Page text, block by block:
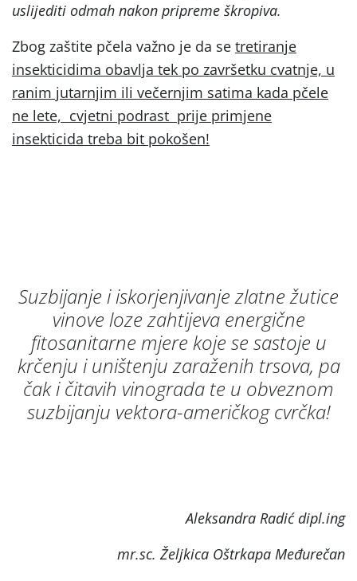
uslijediti odmah nakon pripreme škropiva.
Zbog zaštite pčela važno je da se tretiranje
insekticidima obavlja tek po završetku cvatnje, u
ranim jutarnjim ili večernjim satima kada pčele
ne lete, cvjetni podrast prije primjene
insekticida treba bit pokošen!
Suzbijanje i iskorjenjivanje zlatne žutice
vinove loze zahtijeva energične
fitosanitarne mjere koje se sastoje u
krčenju i uništenju zaraženih trsova, pa
čak i čitavih vinograda te u obveznom
suzbijanju vektora-američkog cvrčka!
Aleksandra Radić dipl.ing
mr.sc. Željkica Oštrkapa Međurečan